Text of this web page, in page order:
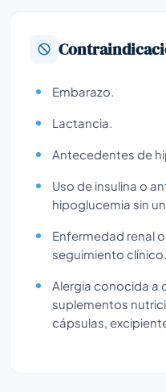
Embarazo.
Lactancia.
Antecedentes de
Uso de insulina o
hipoglucemia sin
Enfermedad renal
seguimiento clínico.
Alergia conocida a
suplementos
cápsulas,